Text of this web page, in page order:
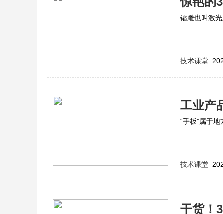
镭雕也叫激
技术课堂
工业产
“手板”属于
技术课堂
干货！